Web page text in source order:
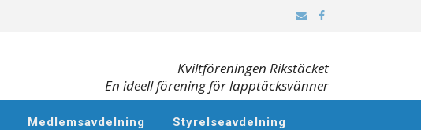
Kviltföreningen Rikstäcket
En ideell förening för lapptäcksvänner
Medlemsavdelning Styrelseavdelning